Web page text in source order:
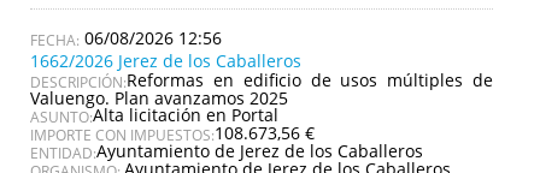
06/08/2026 12:56
1662/2026 Jerez de los Caballeros
DESCRIPCIÓN:Reformas en edificio de usos múltiples de
Valuengo. Plan avanzamos 2025
ASUNTO:Alta licitación en Portal
IMPORTE CON IMPUESTOS:108.673,56 €
ENTIDAD:Ayuntamiento de Jerez de los Caballeros